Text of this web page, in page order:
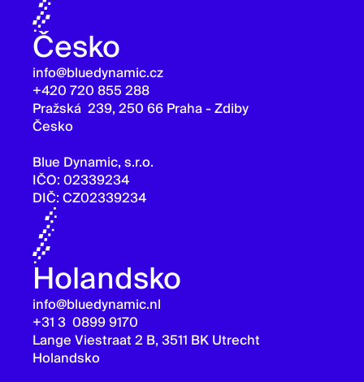
Česko
info@bluedynamic.cz
+420 720 855 288
Pražská 239, 250 66 Praha - Zdiby
Česko
Blue Dynamic, s.r.o.
IČO: 02339234
DIČ: CZ02339234
Holandsko
info@bluedynamic.nl
+31 3 0899 9170
Lange Viestraat 2 B, 3511 BK Utrecht
Holandsko